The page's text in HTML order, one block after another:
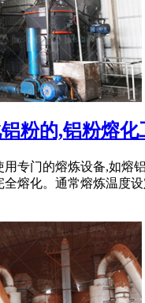
粉的,铝粉熔
专门的熔炼设备,如熔
熔化。通常熔炼温度设